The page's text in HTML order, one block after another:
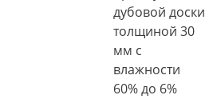
дубовой доски
толщиной 30
мм с
влажности
60% до 6%